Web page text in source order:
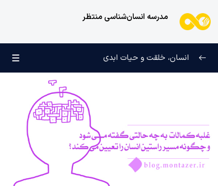
مدرسه انسان‌شناسی منتظر
چرا آفریده شده‌ایم؟
راز شادی و آرامش پایدار 0/13
0/13
انسان، خلقت و حیات ابدی